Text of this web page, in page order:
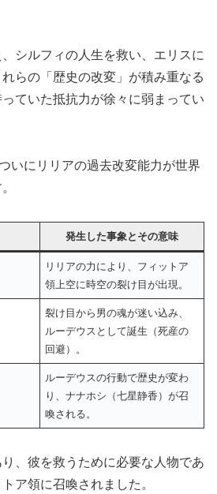
シルフィの人生を救い、エリスに
らの「歴史の改変」が積み重なる
ていた抵抗力が徐々に弱まってい
いにリリアの過去改変能力が世界
発生した事象とその意味
リリアの力により、フィットア
領上空に時空の裂け目が出現。
裂け目から男の魂が迷い込み、
ルーデウスとして誕生（死産の
回避）。
ルーデウスの行動で歴史が変わ
り、ナナホシ（七星静香）が召
喚される。
、彼を救うために必要な人物であ
ア領に召喚されました。